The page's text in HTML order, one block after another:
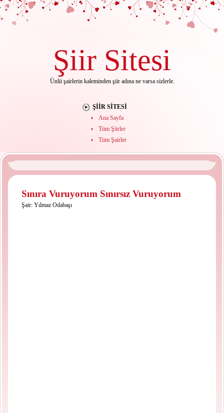
Şiir Sitesi
Ünlü şairlerin kaleminden şiir adına ne varsa sizlerle.
ŞIIR SITESI
Ana Sayfa
Tüm Şiirler
Tüm Şairler
Sınıra Vuruyorum Sınırsız Vuruyorum
Şair: Yılmaz Odabaşı